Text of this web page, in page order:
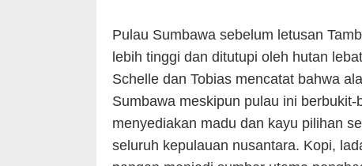
Pulau Sumbawa sebelum letusan
lebih tinggi dan ditutupi oleh hutan
Schelle dan Tobias mencatat bahwa
Sumbawa meskipun pulau ini
menyediakan madu dan kayu pilihan
seluruh kepulauan nusantara. Kopi,